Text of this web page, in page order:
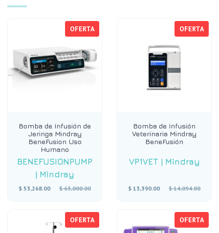
OFERTA
Bomba de Infusión de
Jeringa Mindray
BeneFusion Uso
Humano
BENEFUSIONPUMP
| Mindray
$ 53,268.00
Precio
$ 63,000.00
OFERTA
Bomba de Infusión
Veterinaria Mindray
BeneFusión
VP1VET | Mindray
$ 13,390.00
Precio
$ 14,094.00
OFERTA OFERTA